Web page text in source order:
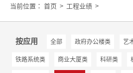
当前位置： 首页 > 工程业绩 >
按应用 全部 政府办公楼类 艺
铁路系统类 商业大厦类 科研类